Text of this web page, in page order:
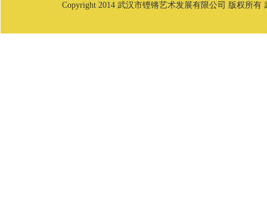
Copyright 2014 武汉市铿锵艺术发展有限公司 版权所